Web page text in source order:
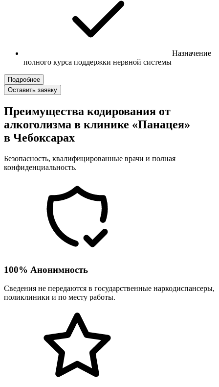
Назначение
полного курса поддержки нервной системы
Подробнее
Оставить заявку
Преимущества кодирования от
алкоголизма в клинике «Панацея»
в Чебоксарах
Безопасность, квалифицированные врачи и полная
конфиденциальность.
100% Анонимность
Сведения не передаются в государственные наркодиспансеры,
поликлиники и по месту работы.